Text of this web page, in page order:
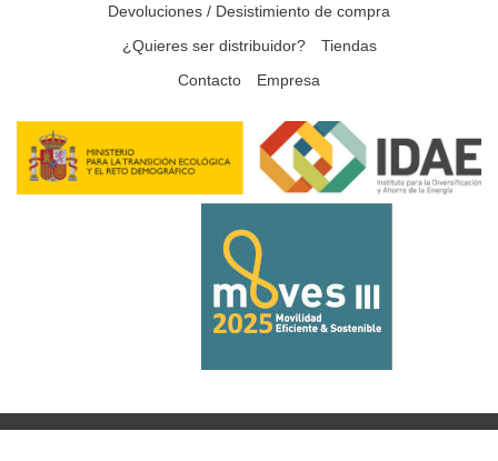
Devoluciones / Desistimiento de compra
¿Quieres ser distribuidor?
Tiendas
Contacto
Empresa